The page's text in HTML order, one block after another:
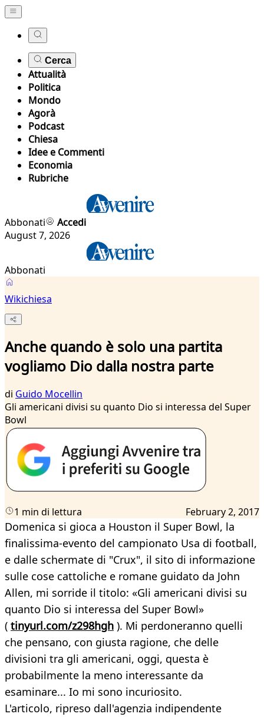
Cerca
Attualità
Politica
Mondo
Agorà
Podcast
Chiesa
Idee e Commenti
Economia
Rubriche
Abbonati
Accedi
August 7, 2026
Abbonati
Wikichiesa
Anche quando è solo una partita
vogliamo Dio dalla nostra parte
di Guido Mocellin
Gli americani divisi su quanto Dio si interessa del Super
Bowl
1 min di lettura February 2, 2017
Domenica si gioca a Houston il Super Bowl, la
finalissima-evento del campionato Usa di football,
e dalle schermate di "Crux", il sito di informazione
sulle cose cattoliche e romane guidato da John
Allen, mi sorride il titolo: «Gli americani divisi su
quanto Dio si interessa del Super Bowl»
( tinyurl.com/z298hgh ). Mi perdoneranno quelli
che pensano, con giusta ragione, che delle
divisioni tra gli americani, oggi, questa è
probabilmente la meno interessante da
esaminare... Io mi sono incuriosito.
L'articolo, ripreso dall'agenzia indipendente